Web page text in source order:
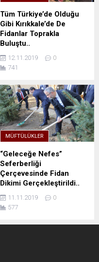
Tüm Türkiye’de Olduğu
Gibi Kırıkkale’de De
Fidanlar Toprakla
Buluştu..
12.11.2019
0
741
MÜFTÜLÜKLER
“Geleceğe Nefes”
Seferberliği
Çerçevesinde Fidan
Dikimi Gerçekleştirildi..
11.11.2019
0
577